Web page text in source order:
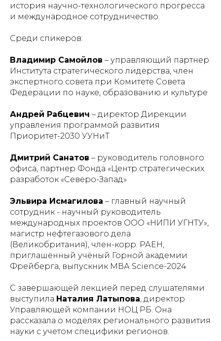
история научно-технологического прогресса
и международное сотрудничество.
Среди спикеров:
Владимир Самойлов – управляющий партнер
Института стратегического лидерства, член
экспертного совета при Комитете Совета
Федерации по науке, образованию и культуре
Андрей Рабцевич – директор Дирекции
управления программой развития
Приоритет-2030 УУНиТ
Дмитрий Санатов – руководитель головного
офиса, партнер Фонда «Центр стратегических
разработок «Северо-Запад»
Эльвира Исмагилова – главный научный
сотрудник - научный руководитель
международных проектов ООО «НИПИ УГНТУ»,
магистр нефтегазового дела
(Великобритания), член-корр. РАЕН,
приглашённый учёный Горной академии
Фрейберга, выпускник МВА Science-2024
С завершающей лекцией перед слушателями
выступила Наталия Латыпова , директор
Управляющей компании НОЦ РБ. Она
рассказала о моделях регионального развития
науки с учетом специфики регионов.